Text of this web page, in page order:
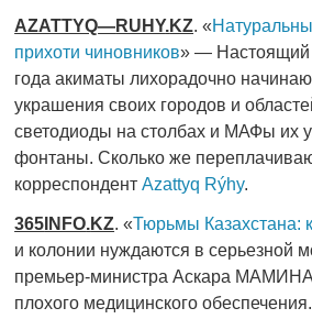
AZATTYQ—RUHY.KZ. «
прихоти чиновников» — Настоящий
года акиматы лихорадочно
украшения своих городов и
светодиоды на столбах и МАФы их
фонтаны. Сколько же
корреспондентAzattyq Rýhy.
365 INFO.KZ. «Тюрьмы Казахстана:
и колонии нуждаются в серьезной
премьер-министра Аскара
плохого медицинского